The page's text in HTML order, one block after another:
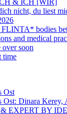
& ICH [WIR]
nicht, du liest
bodies
and medical
soon
time
Ost
Ost: Dinara Kerey,
EXPERT BY